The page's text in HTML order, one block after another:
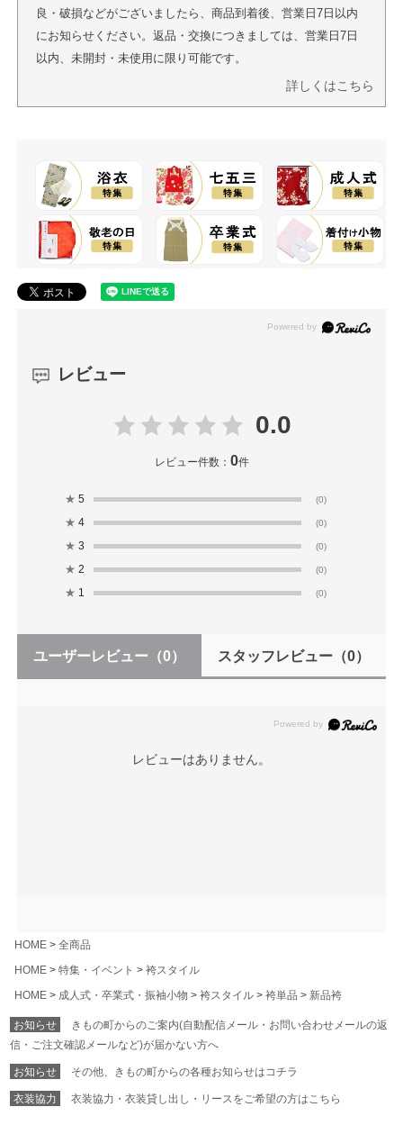
良・破損などがございましたら、商品到着後、営業日7日以内
にお知らせください。返品・交換につきましては、営業日7日
以内、未開封・未使用に限り可能です。
詳しくはこちら
レビュー
0.0
レビュー件数： 0件
★ 5 (0)
★ 4 (0)
★ 3 (0)
★ 2 (0)
★ 1 (0)
ユーザーレビュー （0） スタッフレビュー（0）
レビューはありません。
HOME
全商品
HOME
特集・イベント
袴スタイル
HOME
成人式・卒業式・振袖小物 袴スタイル 袴単品 新品袴
お知らせ
きもの町からのご案内(自動配信メール・お問い合わせメールの返
信・ご注文確認メールなど)が届かない方へ
お知らせ その他、きもの町からの各種お知らせはコチラ
衣装協力 衣装協力・衣装貸し出し・リースをご希望の方はこちら